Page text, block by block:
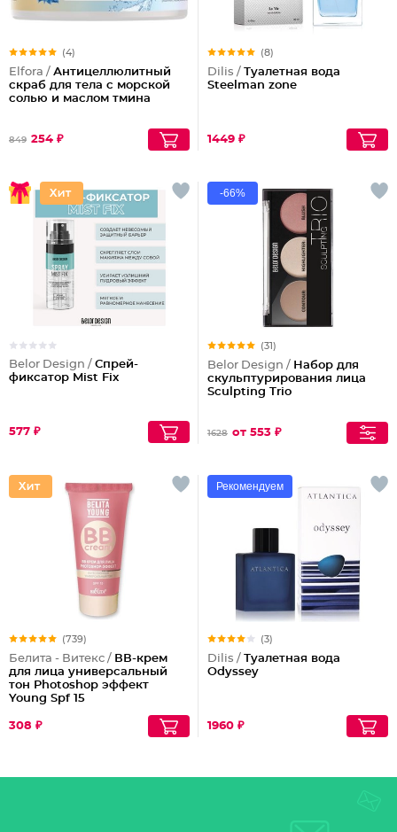
(4)
Elfora / Антицеллюлитный
скраб для тела с морской
солью и маслом тмина
849 254 ₽
(8)
Dilis / Туалетная вода
Steelman zone
1449 ₽
Belor Design / Спрей-
фиксатор Mist Fix
577 ₽
-66%
(31)
Belor Design / Набор для
скульптурирования лица
Sculpting Triо
1628 от 553 ₽
(739)
Белита - Витекс / ВВ-крем
для лица универсальный
тон Photoshop эффект
Young Spf 15
308 ₽
Рекомендуем
(3)
Dilis / Туалетная вода
Odyssey
1960 ₽